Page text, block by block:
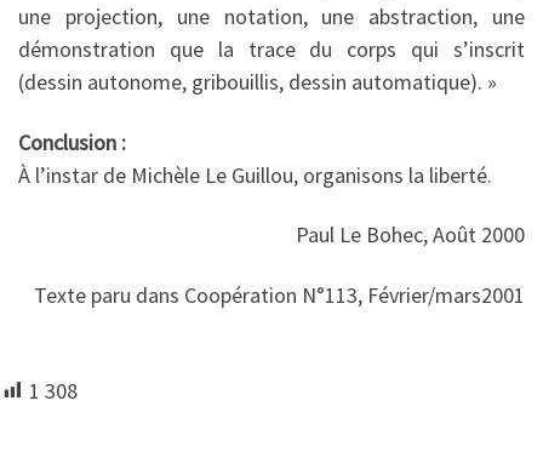
une projection, une notation, une abstraction, une
démonstration que la trace du corps qui s’inscrit
(dessin autonome, gribouillis, dessin automatique). »
Conclusion :
À l’instar de Michèle Le Guillou, organisons la liberté.
Paul Le Bohec, Août 2000
Texte paru dans Coopération N°113, Février/mars2001
1 308